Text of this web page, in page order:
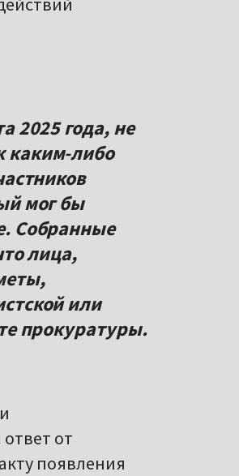
2025 года, не
каким-либо
мог бы
Собранные
лица,
или
прокуратуры.
от
появления